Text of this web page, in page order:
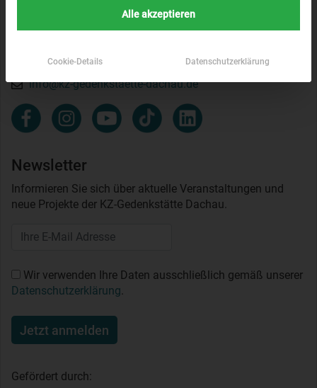
KZ-Gedenkstätte Dachau
+49 (0) 8131 - 66997 - 0
info@kz-gedenkstaette-dachau.de
Newsletter
Informieren Sie sich über aktuelle Veranstaltungen und
neue Projekte der KZ-Gedenkstätte Dachau.
Wir verwenden Ihre Daten ausschließlich gemäß unserer
Datenschutzerklärung.
Jetzt anmelden
Gefördert durch:
Alle akzeptieren
Cookie-Details Datenschutzerklärung